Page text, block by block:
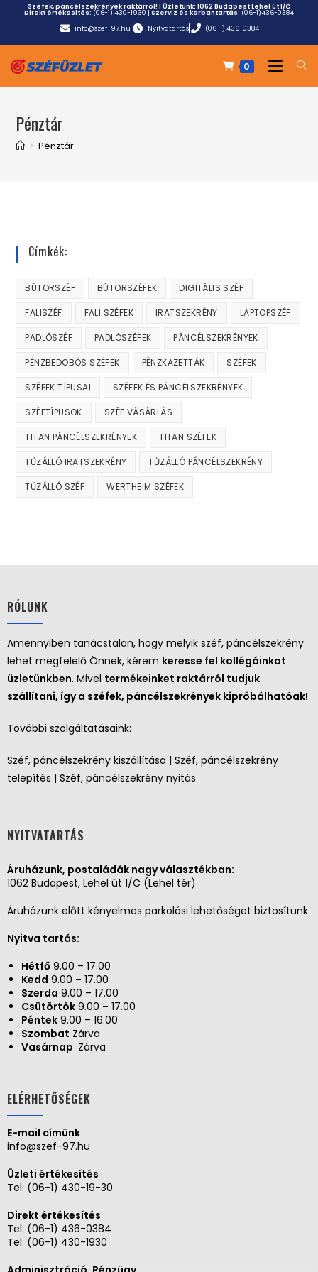
Széfek, páncélszekrények raktárról! | Üzletünk:1062 Budapest Lehel út 1/C
Direkt értékesítés: (06-1) 430-1930 | Szerviz és karbantartás: (06-1)436-0384
info@szef-97.hu
Nyitvatartás (06-1) 436-0384
0
Pénztár
> Pénztár
Címkék:
BÚTORSZÉF BÚTORSZÉFEK DIGITÁLIS SZÉF
FALISZÉF FALI SZÉFEK IRATSZEKRÉNY LAPTOPSZÉF
PADLÓSZÉF PADLÓSZÉFEK PÁNCÉLSZEKRÉNYEK
PÉNZBEDOBÓS SZÉFEK PÉNZKAZETTÁK SZÉFEK
SZÉFEK TÍPUSAI SZÉFEK ÉS PÁNCÉLSZEKRÉNYEK
SZÉFTÍPUSOK SZÉF VÁSÁRLÁS
TITAN PÁNCÉLSZEKRÉNYEK TITAN SZÉFEK
TŰZÁLLÓ IRATSZEKRÉNY TŰZÁLLÓ PÁNCÉLSZEKRÉNY
TŰZÁLLÓ SZÉF WERTHEIM SZÉFEK
RÓLUNK
Amennyiben tanácstalan, hogy melyik széf, páncélszekrény
lehet megfelelő Önnek, kérem keresse fel kollégáinkat
üzletünkben. Mivel termékeinket raktárról tudjuk
szállítani, így a széfek, páncélszekrények kipróbálhatóak!
További szolgáltatásaink:
Széf, páncélszekrény kiszállítása | Széf, páncélszekrény
telepítés | Széf, páncélszekrény nyitás
NYITVATARTÁS
Áruházunk, postaládák nagy választékban:
1062 Budapest, Lehel út 1/C (Lehel tér)
Áruházunk előtt kényelmes parkolási lehetőséget biztosítunk.
Nyitva tartás:
Hétfő 9.00 – 17.00
Kedd 9.00 – 17.00
Szerda 9.00 – 17.00
Csütörtök 9.00 – 17.00
Péntek 9.00 – 16.00
Szombat Zárva
Vasárnap Zárva
ELÉRHETŐSÉGEK
E-mail címünk
info@szef-97.hu
Üzleti értékesítés
Tel: (06-1) 430-19-30
Direkt értékesítés
Tel: (06-1) 436-0384
Tel: (06-1) 430-1930